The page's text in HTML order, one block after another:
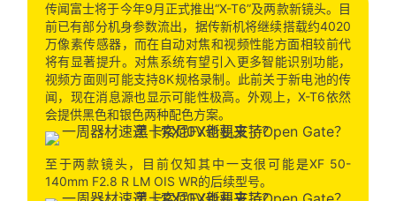
传闻富士将于今年9月正式推出“X-T6”及两款新镜头。目
前已有部分机身参数流出，据传新机将继续搭载约4020
万像素传感器，而在自动对焦和视频性能方面相较前代
将有显著提升。对焦系统有望引入更多智能识别功能，
视频方面则可能支持8K规格录制。此前关于新电池的传
闻，现在消息源也显示可能性极高。外观上，X-T6依然
会提供黑色和银色两种配色方案。
至于两款镜头，目前仅知其中一支很可能是XF 50-
140mm F2.8 R LM OIS WR的后续型号。